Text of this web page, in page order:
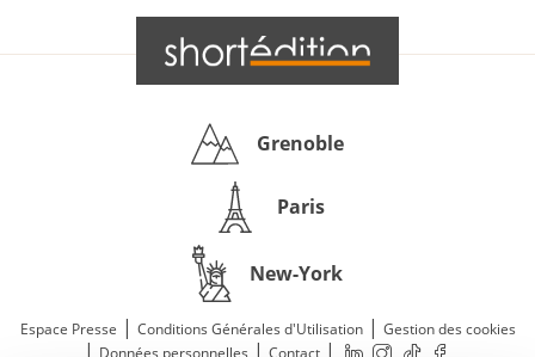
Grenoble
Paris
New-York
Espace Presse | Conditions Générales d'Utilisation| Gestion des cookies
| Données personnelles| Contact|